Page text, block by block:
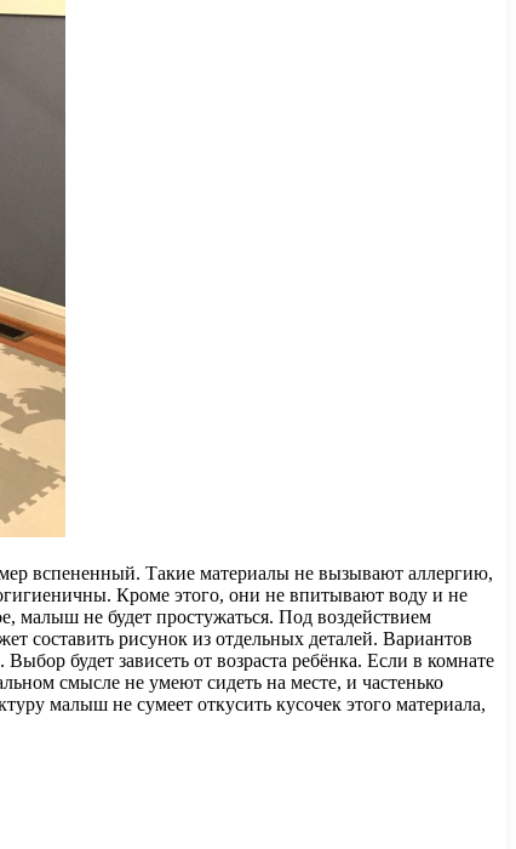
вспененный. Такие материалы не вызывают аллергию,
Кроме этого, они не впитывают воду и не
малыш не будет простужаться. Под воздействием
составить рисунок из отдельных деталей. Вариантов
будет зависеть от возраста ребёнка. Если в комнате
смысле не умеют сидеть на месте, и частенько
малыш не сумеет откусить кусочек этого материала,